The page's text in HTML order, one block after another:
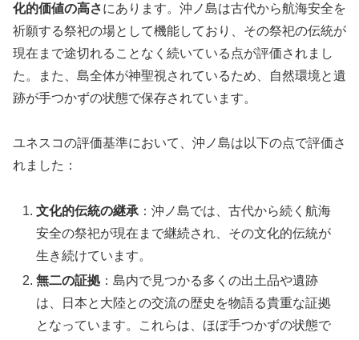
化的価値の高さにあります。沖ノ島は古代から航海安全を
祈願する祭祀の場として機能しており、その祭祀の伝統が
現在まで途切れることなく続いている点が評価されまし
た。また、島全体が神聖視されているため、自然環境と遺
跡が手つかずの状態で保存されています。
ユネスコの評価基準において、沖ノ島は以下の点で評価さ
れました：
文化的伝統の継承 ：沖ノ島では、古代から続く航海
安全の祭祀が現在まで継続され、その文化的伝統が
生き続けています。
無二の証拠 ：島内で見つかる多くの出土品や遺跡
は、日本と大陸との交流の歴史を物語る貴重な証拠
となっています。これらは、ほぼ手つかずの状態で